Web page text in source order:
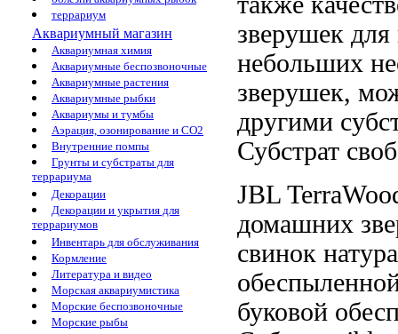
террариум
Аквариумный магазин
Аквариумная химия
Аквариумные беспозвоночные
Аквариумные растения
Аквариумные рыбки
Аквариумы и тумбы
Аэрация, озонирование и CO2
Внутренние помпы
Грунты и субстраты для
террариума
Декорации
Декорации и укрытия для
террариумов
Инвентарь для обслуживания
Кормление
Литература и видео
Морская аквариумистика
Морские беспозвоночные
Морские рыбы
зверушек
небольших
зверушек,
другими
Субстрат
JBL
домашних
свинок
буковой